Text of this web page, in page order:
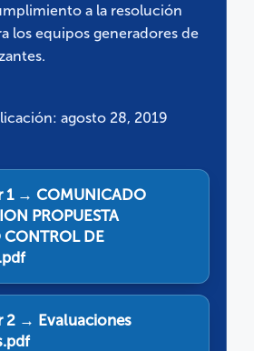
a la resolución
los equipos generadores de
agosto 28, 2019
1 → COMUNICADO
PROPUESTA
CONTROL DE
2 → Evaluaciones